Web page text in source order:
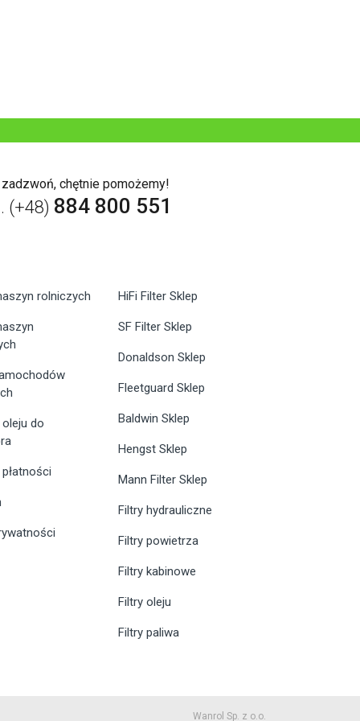
zadzwoń, chętnie pomożemy!
(+48) 884 800 551
rolniczych
do
HiFi Filter Sklep
SF Filter Sklep
Donaldson Sklep
Fleetguard Sklep
Baldwin Sklep
Hengst Sklep
Mann Filter Sklep
Filtry hydrauliczne
Filtry powietrza
Filtry kabinowe
Filtry oleju
Filtry paliwa
Wanrol Sp. z o.o.